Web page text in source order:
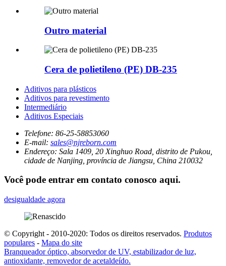
Outro material
Cera de polietileno (PE) DB-235
Aditivos para plásticos
Aditivos para revestimento
Intermediário
Aditivos Especiais
Telefone: 86-25-58853060
E-mail: sales@njreborn.com
Endereço: Sala 1409, 20 Xinghuo Road, distrito de Pukou,
cidade de Nanjing, província de Jiangsu, China 210032
Você pode entrar em contato conosco aqui.
desigualdade agora
© Copyright - 2010-2020: Todos os direitos reservados. Produtos
populares - Mapa do site
Branqueador óptico, absorvedor de UV, estabilizador de luz,
antioxidante, removedor de acetaldeído.